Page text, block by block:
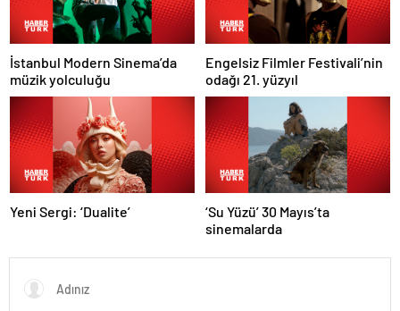
İstanbul Modern Sinema’da
müzik yolculuğu
Engelsiz Filmler Festivali’nin
odağı 21. yüzyıl
Yeni Sergi: ‘Dualite’
‘Su Yüzü’ 30 Mayıs’ta
sinemalarda